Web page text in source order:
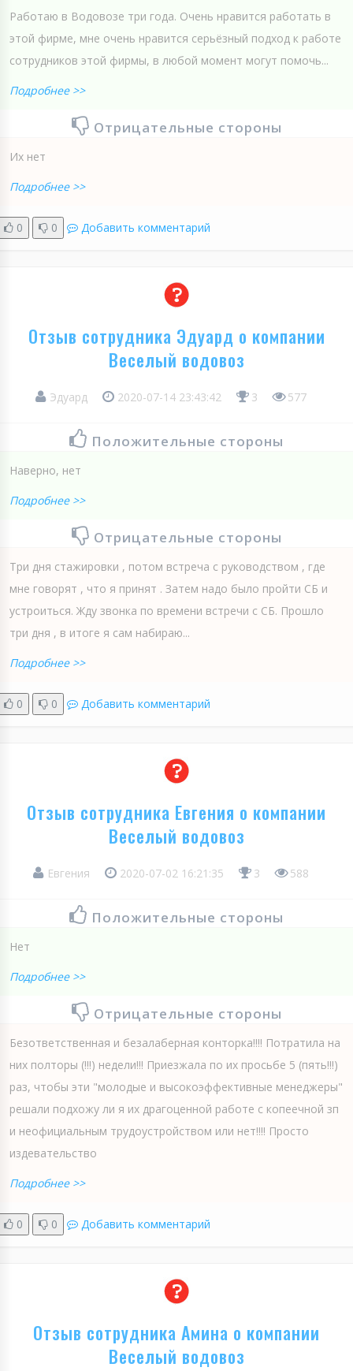
Работаю в Водовозе три года. Очень нравится работать в
этой фирме, мне очень нравится серьёзный подход к работе
сотрудников этой фирмы, в любой момент могут помочь...
Подробнее >>
Отрицательные стороны
Их нет
Подробнее >>
0 0 Добавить комментарий
Отзыв сотрудника Эдуард о компании
Веселый водовоз
Эдуард 2020-07-14 23:43:42 3 577
Положительные стороны
Наверно, нет
Подробнее >>
Отрицательные стороны
Три дня стажировки , потом встреча с руководством , где
мне говорят , что я принят . Затем надо было пройти СБ и
устроиться. Жду звонка по времени встречи с СБ. Прошло
три дня , в итоге я сам набираю...
Подробнее >>
0 0 Добавить комментарий
Отзыв сотрудника Евгения о компании
Веселый водовоз
Евгения 2020-07-02 16:21:35 3 588
Положительные стороны
Нет
Подробнее >>
Отрицательные стороны
Безответственная и безалаберная конторка!!!! Потратила на
них полторы (!!!) недели!!! Приезжала по их просьбе 5 (пять!!!)
раз, чтобы эти "молодые и высокоэффективные менеджеры"
решали подхожу ли я их драгоценной работе с копеечной зп
и неофициальным трудоустройством или нет!!!! Просто
издевательство
Подробнее >>
0 0 Добавить комментарий
Отзыв сотрудника Амина о компании
Веселый водовоз